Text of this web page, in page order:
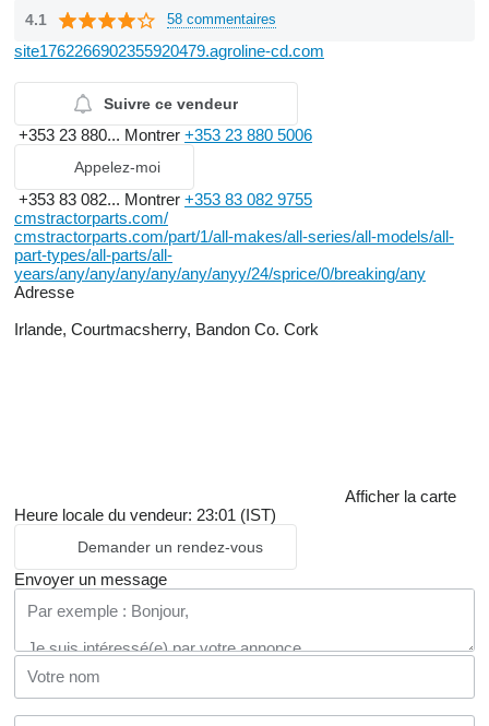
4.1 58 commentaires
site1762266902355920479.agroline-cd.com
Suivre ce vendeur
+353 23 880... Montrer +353 23 880 5006
Appelez-moi
+353 83 082... Montrer +353 83 082 9755
cmstractorparts.com/
cmstractorparts.com/part/1/all-makes/all-series/all-models/all-
part-types/all-parts/all-
years/any/any/any/any/any/anyy/24/sprice/0/breaking/any
Adresse
Irlande, Courtmacsherry, Bandon Co. Cork
Afficher la carte
Heure locale du vendeur: 23:01 (IST)
Demander un rendez-vous
Envoyer un message